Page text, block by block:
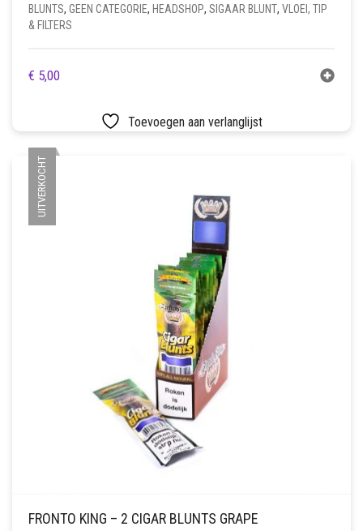
BLUNTS, GEEN CATEGORIE, HEADSHOP, SIGAAR BLUNT, VLOEI, TIP
& FILTERS
€ 5,00
Toevoegen aan verlanglijst
UITVERKOCHT
FRONTO KING – 2 CIGAR BLUNTS GRAPE